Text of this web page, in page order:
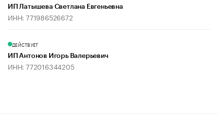
ИП Латышева Светлана Евгеньевна
ИНН: 771986526672
ДЕЙСТВУЕТ
ИП Антонов Игорь Валерьевич
ИНН: 772016344205